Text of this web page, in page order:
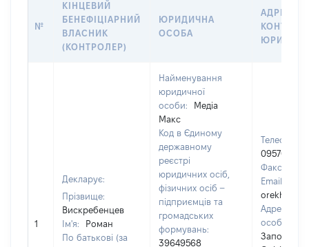
№
КІНЦЕВИЙ
БЕНЕФІЦІАРНИЙ
ВЛАСНИК
(КОНТРОЛЕР)
ЮРИДИЧНА
ОСОБА
АДРЕСА
1
Декларує:
Прізвище:
Вискребенцев
Ім'я:
Роман
По батькові (за
Найменування
юридичної
особи:
Медіа
Макс
Код в Єдиному
державному
реєстрі
юридичних осіб,
фізичних осіб –
підприємців та
громадських
формувань:
39649568
Телефон:
Факс:
Email:
Адреса
особи: